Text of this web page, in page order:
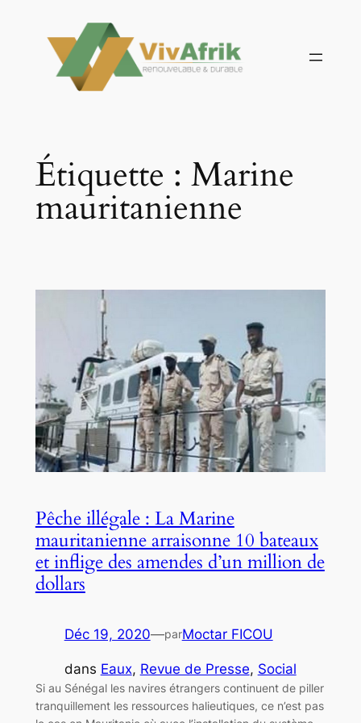
contenu
Étiquette : Marine
mauritanienne
Pêche illégale : La Marine
mauritanienne arraisonne 10 bateaux
et inflige des amendes d’un million de
dollars
Déc 19, 2020—parMoctar FICOU
dans Eaux, Revue de Presse, Social
Si au Sénégal les navires étrangers continuent de piller
tranquillement les ressources halieutiques, ce n’est pas